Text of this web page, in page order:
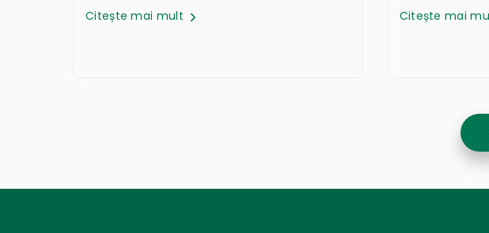
Citește mai mult
Citește mai